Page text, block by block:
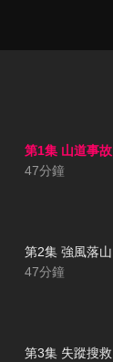
第1集 山道事故
47分鐘
第2集 強風落山
47分鐘
第3集 失蹤搜救